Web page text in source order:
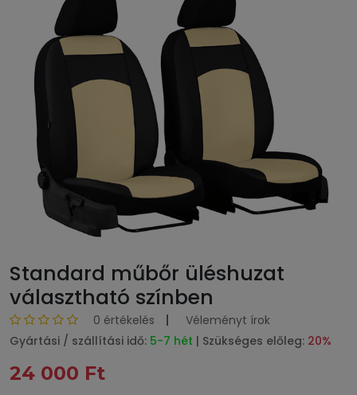
Standard műbőr üléshuzat
választható színben
0 értékelés
Véleményt írok
Gyártási / szállítási idő: 5-7 hét | Szükséges előleg: 20%
24 000 Ft